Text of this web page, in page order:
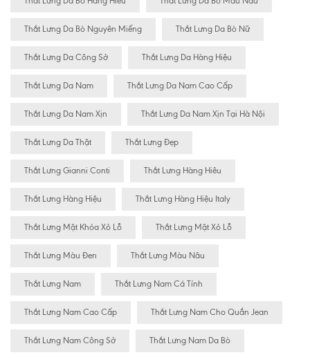
Thắt Lưng Da Bò Nguyên Miếng Thắt Lưng Da Bò Nữ
Thắt Lưng Da Công Sở Thắt Lưng Da Hàng Hiệu
Thắt Lưng Da Nam Thắt Lưng Da Nam Cao Cấp
Thắt Lưng Da Nam Xịn Thắt Lưng Da Nam Xịn Tại Hà Nội
Thắt Lưng Da Thật Thắt Lưng Đẹp
Thắt Lưng Gianni Conti Thắt Lưng Hàng Hiêu
Thắt Lưng Hàng Hiệu Thắt Lưng Hàng Hiệu Italy
Thắt Lưng Mặt Khóa Xỏ Lỗ Thắt Lưng Mặt Xỏ Lỗ
Thắt Lưng Màu Đen Thắt Lưng Màu Nâu
Thắt Lưng Nam Thắt Lưng Nam Cá Tính
Thắt Lưng Nam Cao Cấp Thắt Lưng Nam Cho Quần Jean
Thắt Lưng Nam Công Sở Thắt Lưng Nam Da Bò